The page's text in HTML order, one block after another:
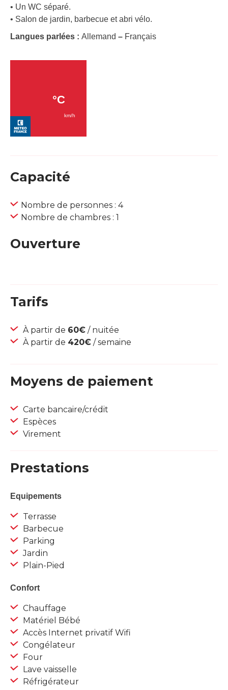
• Un WC séparé.
• Salon de jardin, barbecue et abri vélo.
Langues parlées : Allemand – Français
Capacité
Nombre de personnes : 4
Nombre de chambres : 1
Ouverture
Tarifs
À partir de 60€ / nuitée
À partir de 420€ / semaine
Moyens de paiement
Carte bancaire/crédit
Espèces
Virement
Prestations
Equipements
Terrasse
Barbecue
Parking
Jardin
Plain-Pied
Confort
Chauffage
Matériel Bébé
Accès Internet privatif Wifi
Congélateur
Four
Lave vaisselle
Réfrigérateur